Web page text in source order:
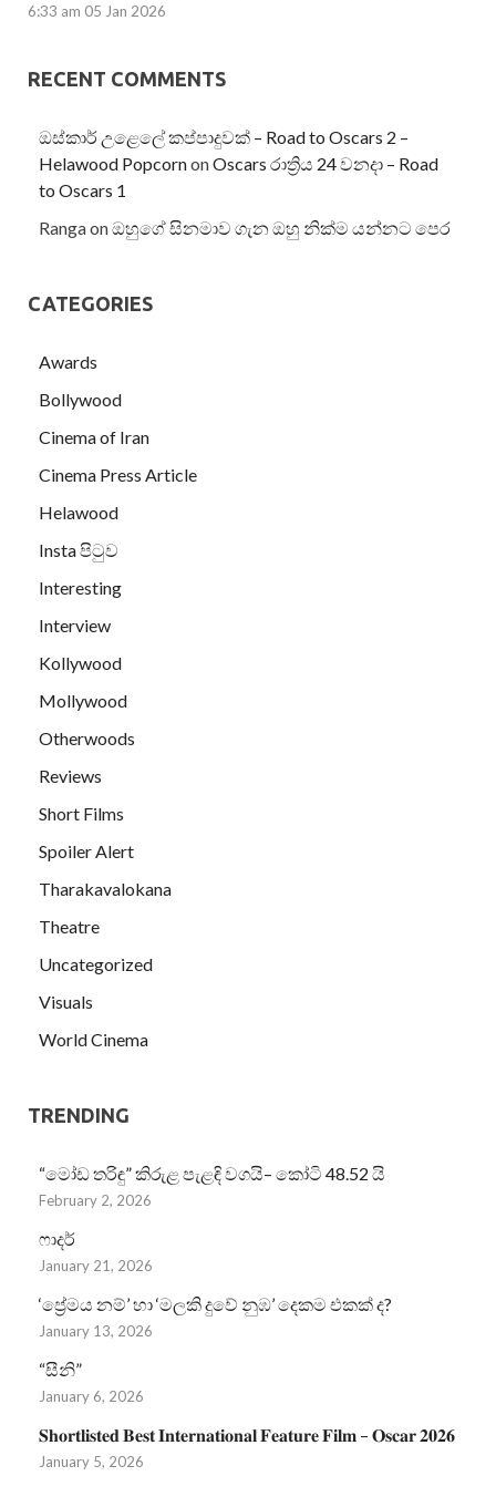
6:33 am 05 Jan 2026
RECENT COMMENTS
ඔස්කාර් උළෙලේ කප්පාදුවක් – Road to Oscars 2 –
Helawood PopcornonOscars රාත්‍රිය 24 වනදා – Road
to Oscars 1
Rangaonඔහුගේ සිනමාව ගැන ඔහු නික්ම යන්නට පෙර
CATEGORIES
Awards
Bollywood
Cinema of Iran
Cinema Press Article
Helawood
Insta පිටුව
Interesting
Interview
Kollywood
Mollywood
Otherwoods
Reviews
Short Films
Spoiler Alert
Tharakavalokana
Theatre
Uncategorized
Visuals
World Cinema
TRENDING
“මෝඩ තරිඳු” කිරුළ පැළඳි වගයි– කෝටි 48.52 යි
February 2, 2026
ෆාදර්
January 21, 2026
‘ප්‍රේමය නම්’ හා ‘මලකි දුවේ නුඹ’ දෙකම එකක් ද?
January 13, 2026
“සීනි”
January 6, 2026
𝐒𝐡𝐨𝐫𝐭𝐥𝐢𝐬𝐭𝐞𝐝 𝐁𝐞𝐬𝐭 𝐈𝐧𝐭𝐞𝐫𝐧𝐚𝐭𝐢𝐨𝐧𝐚𝐥 𝐅𝐞𝐚𝐭𝐮𝐫𝐞 𝐅𝐢𝐥𝐦 – 𝐎𝐬𝐜𝐚𝐫 𝟐𝟎𝟐𝟔
January 5, 2026